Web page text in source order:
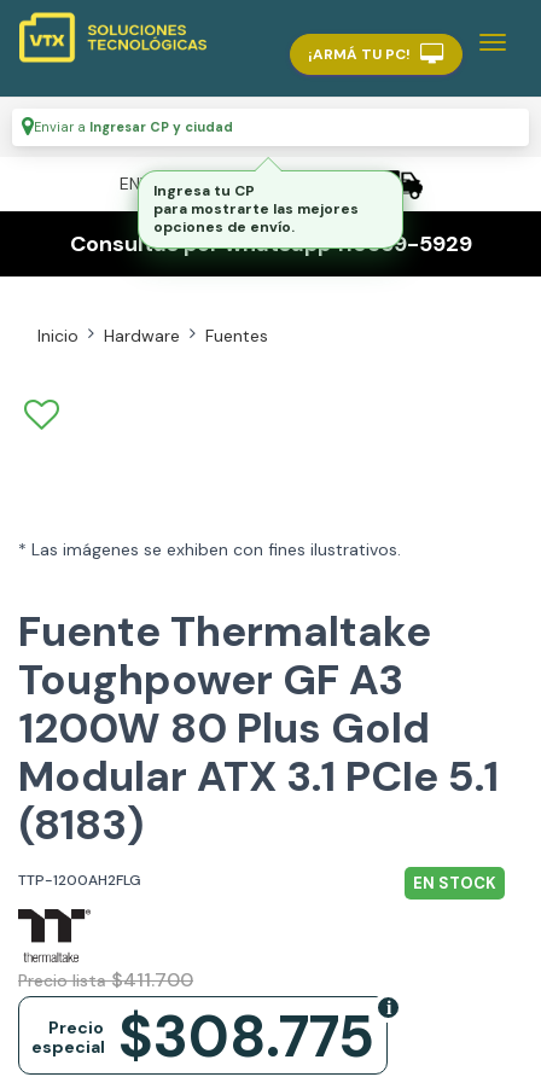
¡ARMÁ TU PC!
Enviar a Ingresar CP y ciudad
ENVÍO GRATIS A TODO EL PAÍS
Consultas por whatsapp 116559-5929
Inicio Hardware Fuentes
* Las imágenes se exhiben con fines ilustrativos.
Fuente Thermaltake
Toughpower GF A3
1200W 80 Plus Gold
Modular ATX 3.1 PCIe 5.1
(8183)
TTP-1200AH2FLG EN STOCK
Precio lista $411.700
$308.775
Precio
especial
Ingresa tu CP
para mostrarte las mejores
opciones de envío.